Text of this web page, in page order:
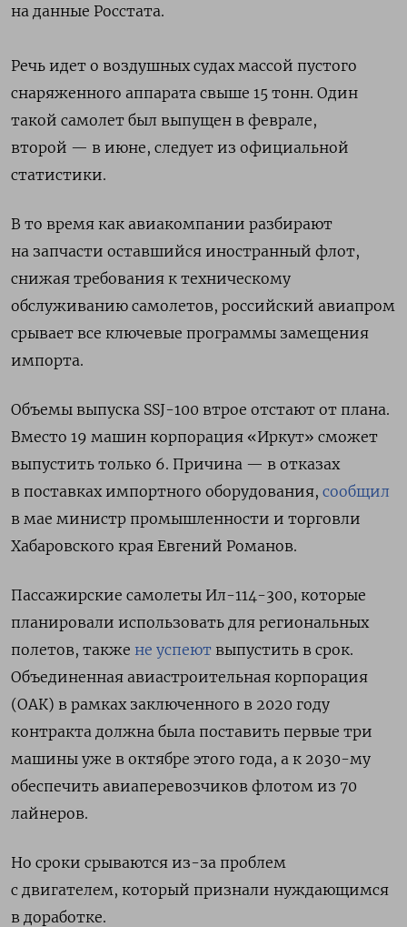
на данные Росстата.
Речь идет о воздушных судах массой пустого
снаряженного аппарата свыше 15 тонн. Один
такой самолет был выпущен в феврале,
второй — в июне, следует из официальной
статистики.
В то время как авиакомпании разбирают
на запчасти оставшийся иностранный флот,
снижая требования к техническому
обслуживанию самолетов, российский авиапром
срывает все ключевые программы замещения
импорта.
Объемы выпуска SSJ-100 втрое отстают от плана.
Вместо 19 машин корпорация «Иркут» сможет
выпустить только 6. Причина — в отказах
в поставках импортного оборудования, сообщил
в мае министр промышленности и торговли
Хабаровского края Евгений Романов.
Пассажирские самолеты Ил-114-300, которые
планировали использовать для региональных
полетов, также не успеют выпустить в срок.
Объединенная авиастроительная корпорация
(ОАК) в рамках заключенного в 2020 году
контракта должна была поставить первые три
машины уже в октябре этого года, а к 2030-му
обеспечить авиаперевозчиков флотом из 70
лайнеров.
Но сроки срываются из-за проблем
с двигателем, который признали нуждающимся
в доработке.